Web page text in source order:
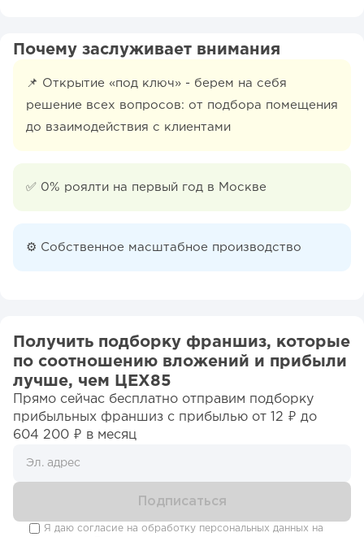
Почему заслуживает внимания
📌 Открытие «под ключ» - берем на себя
решение всех вопросов: от подбора помещения
до взаимодействия с клиентами
✅ 0% роялти на первый год в Москве
⚙️ Собственное масштабное производство
Получить подборку франшиз, которые
по соотношению вложений и прибыли
лучше, чем ЦЕХ85
Прямо сейчас бесплатно отправим подборку
прибыльных франшиз c прибылью от 12 ₽ до
604 200 ₽ в месяц
Я даю согласие на обработку персональных данных на